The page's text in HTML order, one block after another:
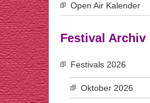
Open Air Kalender
Festival Archiv
Festivals 2026
Oktober 2026